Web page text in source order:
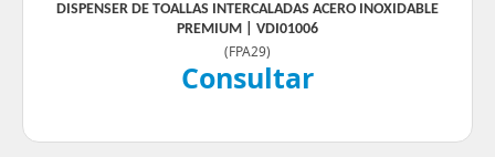
DISPENSER DE TOALLAS INTERCALADAS ACERO INOXIDABLE
PREMIUM | VDI01006
(FPA29)
Consultar